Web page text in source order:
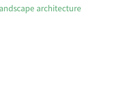
architecture